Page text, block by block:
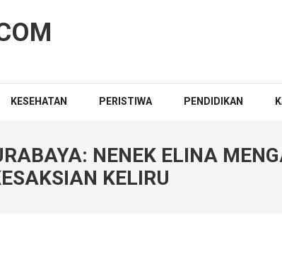
KESEHATAN PERISTIWA PENDIDIKAN
NENEK ELINA
KELIRU